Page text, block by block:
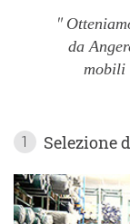
da
mobili
1 Selezione